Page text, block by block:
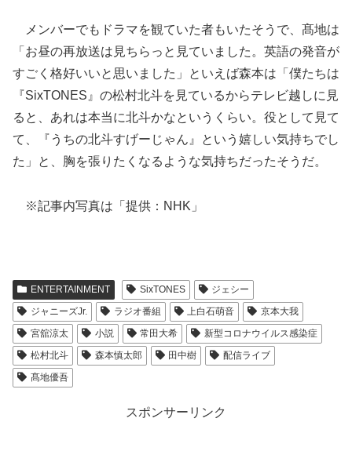
メンバーでもドラマを観ていた者もいたそうで、髙地は
「お昼の再放送は見ちらっと見ていました。英語の発音が
すごく格好いいと思いました」といえば森本は「僕たちは
『SixTONES』の松村北斗を見ているからテレビ越しに見
ると、あれは本当に北斗かなというくらい。役として見て
て、『うちの北斗すげーじゃん』という嬉しい気持ちでし
た」と、胸を張りたくなるような気持ちだったそうだ。
※記事内写真は「提供：NHK」
ENTERTAINMENT SixTONES
ジェシー
ジャニーズJr.
ラジオ番組 上白石萌音
京本大我
宮舘涼太
小説 常田大希
新型コロナウイルス感染症
松村北斗
森本慎太郎 田中樹
配信ライブ
髙地優吾
スポンサーリンク